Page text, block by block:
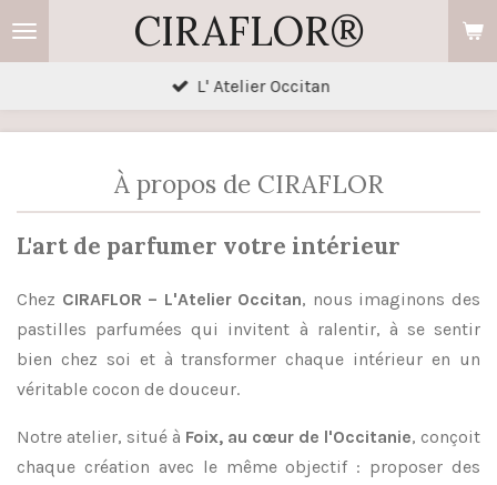
Passer
principal
CIRAFLOR®
L' Atelier Occitan
À propos de CIRAFLOR
L'art de parfumer votre intérieur
Chez CIRAFLOR – L'Atelier Occitan, nous imaginons des
pastilles parfumées qui invitent à ralentir, à se sentir
bien chez soi et à transformer chaque intérieur en un
véritable cocon de douceur.
Notre atelier, situé à Foix, au cœur de l'Occitanie, conçoit
chaque création avec le même objectif : proposer des